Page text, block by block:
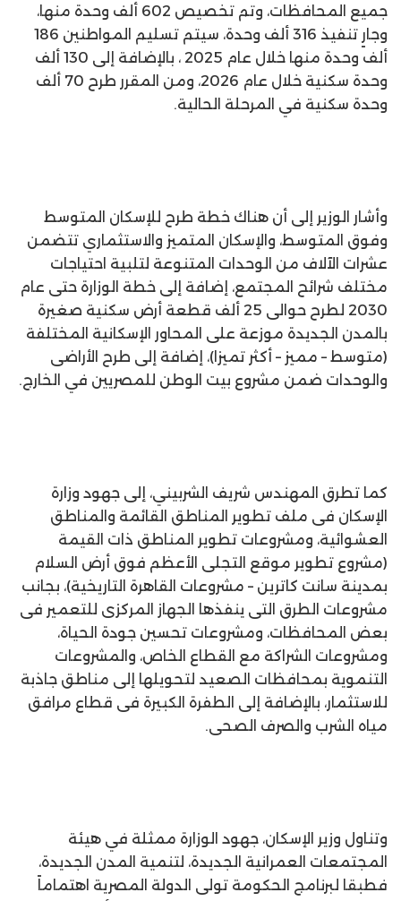
جميع المحافظات، وتم تخصيص 602 ألف وحدة منها،
وجارٍ تنفيذ 316 ألف وحدة، سيتم تسليم المواطنين 186
ألف وحدة منها خلال عام 2025 ، بالإضافة إلى 130 ألف
وحدة سكنية خلال عام 2026، ومن المقرر طرح 70 ألف
وحدة سكنية في المرحلة الحالية.
وأشار الوزير إلى أن هناك خطة طرح للإسكان المتوسط
وفوق المتوسط، والإسكان المتميز والاستثماري تتضمن
عشرات الآلاف من الوحدات المتنوعة لتلبية احتياجات
مختلف شرائح المجتمع، إضافة إلى خطة الوزارة حتى عام
2030 لطرح حوالى 25 ألف قطعة أرض سكنية صغيرة
بالمدن الجديدة موزعة على المحاور الإسكانية المختلفة
(متوسط – مميز – أكثر تميزا)، إضافة إلى طرح الأراضى
والوحدات ضمن مشروع بيت الوطن للمصريين في الخارج.
كما تطرق المهندس شريف الشربيني، إلى جهود وزارة
الإسكان فى ملف تطوير المناطق القائمة والمناطق
العشوائية، ومشروعات تطوير المناطق ذات القيمة
(مشروع تطوير موقع التجلى الأعظم فوق أرض السلام
بمدينة سانت كاترين – مشروعات القاهرة التاريخية)، بجانب
مشروعات الطرق التى ينفذها الجهاز المركزى للتعمير فى
بعض المحافظات، ومشروعات تحسين جودة الحياة،
ومشروعات الشراكة مع القطاع الخاص، والمشروعات
التنموية بمحافظات الصعيد لتحويلها إلى مناطق جاذبة
للاستثمار، بالإضافة إلى الطفرة الكبيرة فى قطاع مرافق
مياه الشرب والصرف الصحى.
وتناول وزير الإسكان، جهود الوزارة ممثلة في هيئة
المجتمعات العمرانية الجديدة، لتنمية المدن الجديدة،
فطبقا لبرنامج الحكومة تولى الدولة المصرية اهتماماً